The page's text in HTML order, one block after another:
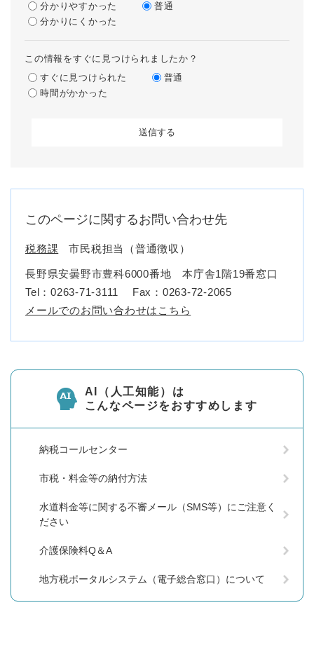
分かりやすかった
普通
分かりにくかった
この情報をすぐに見つけられましたか？
すぐに見つけられた
普通
時間がかかった
このページに関するお問い合わせ先
税務課 市民税担当（普通徴収）
長野県安曇野市豊科6000番地 本庁舎1階19番窓口
Tel：0263-71-3111
Fax：0263-72-2065
メールでのお問い合わせはこちら
AI（人工知能）は
こんなページをおすすめします
納税コールセンター
市税・料金等の納付方法
水道料金等に関する不審メール（SMS等）にご注意く
ださい
介護保険料Q＆A
地方税ポータルシステム（電子総合窓口）について